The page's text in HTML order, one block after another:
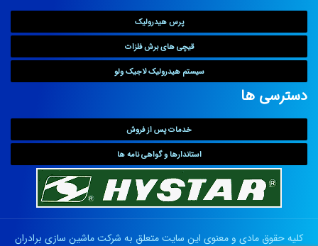
پرس هیدرولیک
قیچی های برش فلزات
سیستم هیدرولیک لاجیک ولو
دسترسی ها
خدمات پس از فروش
استاندارها و گواهی نامه ها
کلیه حقوق مادی و معنوی این سایت متعلق به شرکت ماشین سازی برادران